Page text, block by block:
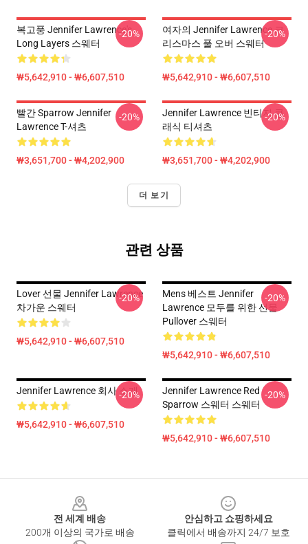
복고풍 Jennifer Lawrence's
Long Layers 스웨터
₩5,642,910 - ₩6,607,510
-20%
여자의 Jennifer Lawrence 크
리스마스 풀 오버 스웨터
₩5,642,910 - ₩6,607,510
-20%
빨간 Sparrow Jennifer
Lawrence T-셔츠
₩3,651,700 - ₩4,202,900
-20%
Jennifer Lawrence 빈티지 클
래식 티셔츠
₩3,651,700 - ₩4,202,900
-20%
더 보기
관련 상품
Lover 선물 Jennifer Lawrence
차가운 스웨터
₩5,642,910 - ₩6,607,510
-20%
Mens 베스트 Jennifer
Lawrence 모두를 위한 선물
Pullover 스웨터
₩5,642,910 - ₩6,607,510
-20%
Jennifer Lawrence 회사 소개
₩5,642,910 - ₩6,607,510
-20%
Jennifer Lawrence Red
Sparrow 스웨터 스웨터
₩5,642,910 - ₩6,607,510
-20%
전 세계 배송
200개 이상의 국가로 배송
안심하고 쇼핑하세요
클릭에서 배송까지 24/7 보호